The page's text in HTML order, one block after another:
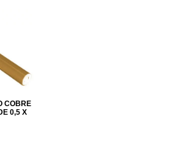
COBRE
0,5 X